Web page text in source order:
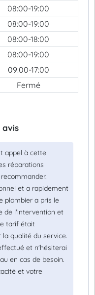
08:00-19:00
08:00-19:00
08:00-18:00
08:00-19:00
09:00-17:00
Fermé
avis
appel à cette
réparations
et a rapidement
plombier a pris le
de l'intervention et
tarif était
qualité du service.
et n'hésiterai
en cas de besoin.
et votre